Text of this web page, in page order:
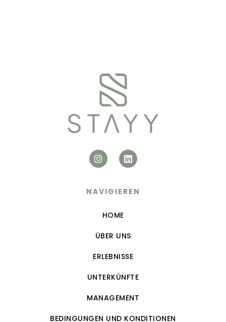
NAVIGIEREN
HOME
ÜBER UNS
ERLEBNISSE
UNTERKÜNFTE
MANAGEMENT
BEDINGUNGEN UND KONDITIONEN